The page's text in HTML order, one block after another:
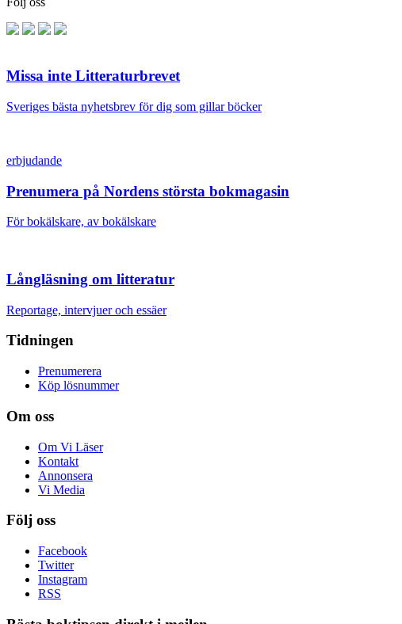
Missa inte Litteraturbrevet
Sveriges bästa nyhetsbrev för dig som gillar böcker
erbjudande
Prenumera på Nordens största bokmagasin
För bokälskare, av bokälskare
Långläsning om litteratur
Reportage, intervjuer och essäer
Tidningen
Prenumerera
Köp lösnummer
Om oss
Om Vi Läser
Kontakt
Annonsera
Vi Media
Följ oss
Facebook
Twitter
Instagram
RSS